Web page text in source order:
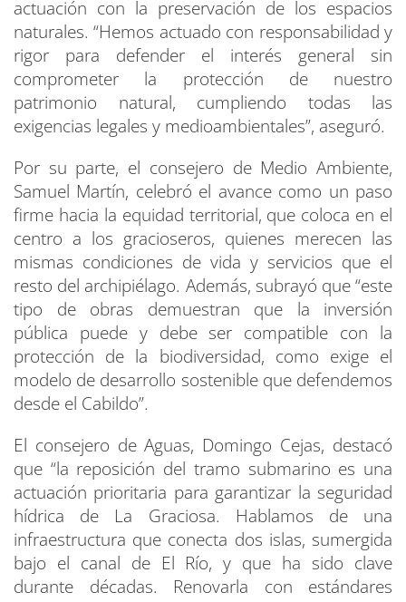
actuación con la preservación de los espacios
naturales. “Hemos actuado con responsabilidad y
rigor para defender el interés general sin
comprometer la protección de nuestro
patrimonio natural, cumpliendo todas las
exigencias legales y medioambientales”, aseguró.
Por su parte, el consejero de Medio Ambiente,
Samuel Martín, celebró el avance como un paso
firme hacia la equidad territorial, que coloca en el
centro a los gracioseros, quienes merecen las
mismas condiciones de vida y servicios que el
resto del archipiélago. Además, subrayó que “este
tipo de obras demuestran que la inversión
pública puede y debe ser compatible con la
protección de la biodiversidad, como exige el
modelo de desarrollo sostenible que defendemos
desde el Cabildo”.
El consejero de Aguas, Domingo Cejas, destacó
que “la reposición del tramo submarino es una
actuación prioritaria para garantizar la seguridad
hídrica de La Graciosa. Hablamos de una
infraestructura que conecta dos islas, sumergida
bajo el canal de El Río, y que ha sido clave
durante décadas. Renovarla con estándares